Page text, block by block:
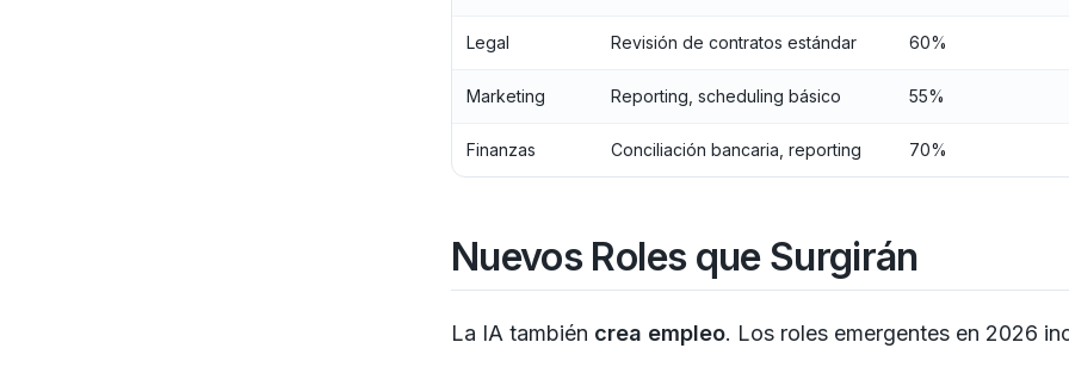
Legal Revisión de contratos estándar 60%
Marketing Reporting, scheduling básico 55%
Finanzas Conciliación bancaria, reporting 70%
Nuevos Roles que Surgirán
La IA también crea empleo. Los roles emergentes en 2026